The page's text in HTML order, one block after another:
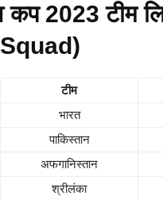
कप 2023 टीम
टीम
भारत
पाकिस्तान
अफगानिस्तान
श्रीलंका